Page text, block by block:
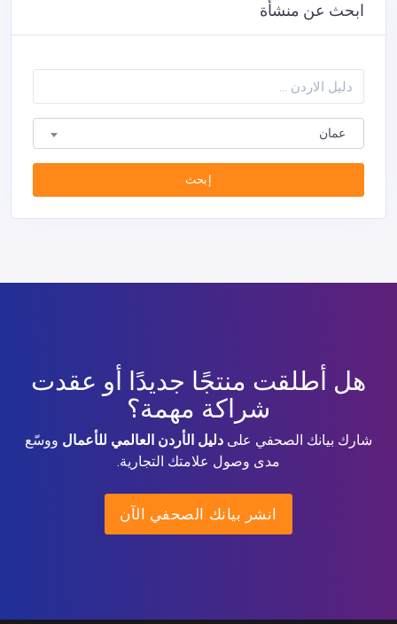
ابحث عن منشأة
عمان
إبحث
هل أطلقت منتجًا جديدًا أو عقدت
شراكة مهمة؟
شارك بيانك الصحفي على دليل الأردن العالمي للأعمال ووسّع
مدى وصول علامتك التجارية.
انشر بيانك الصحفي الآن